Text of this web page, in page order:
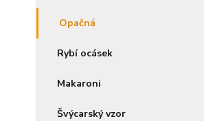
Opačná
Rybí ocásek
Makaroni
Švýcarský vzor